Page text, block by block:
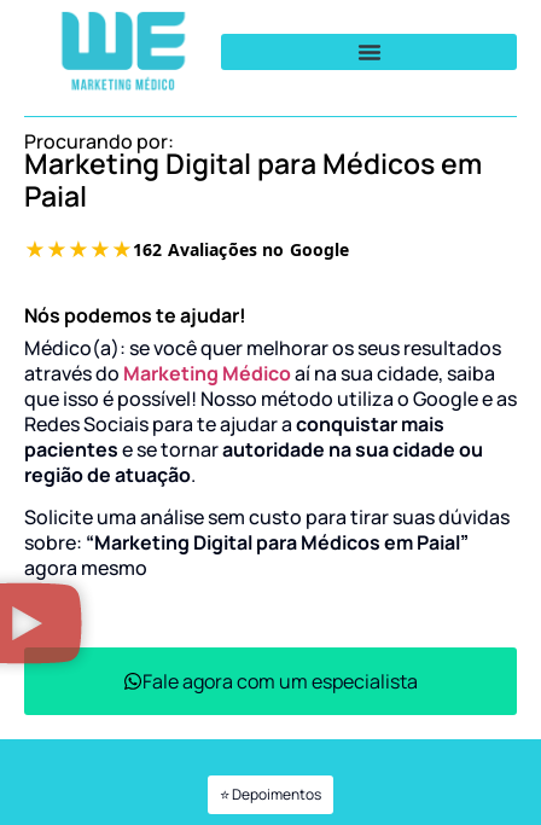
Procurando por:
Marketing Digital para Médicos em
Paial
Nós podemos te ajudar!
Médico(a): se você quer melhorar os seus resultados
através do Marketing Médicoaí na sua cidade, saiba
que isso é possível! Nosso método utiliza o Google e as
Redes Sociais para te ajudar aconquistar mais
pacientese se tornarautoridade na sua cidade ou
região de atuação.
Solicite uma análise sem custo para tirar suas dúvidas
sobre: “Marketing Digital para Médicos em Paial”
agora mesmo
Fale agora com um especialista
⭐ Depoimentos